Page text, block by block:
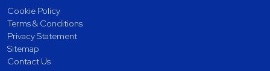
Cookie Policy
Terms & Conditions
Privacy Statement
Sitemap
Contact Us